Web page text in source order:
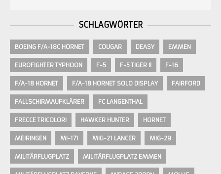
SCHLAGWÖRTER
BOEING F/A-18C HORNET COUGAR DEASY EMMEN
EUROFIGHTER TYPHOON F-5 F-5 TIGER II F-16
F/A-18 HORNET F/A-18 HORNET SOLO DISPLAY FAIRFORD
FALLSCHIRMAUFKLÄRER FC LANGENTHAL
FRECCE TRICOLORI HAWKER HUNTER HORNET
MEIRINGEN MI-171 MIG-21 LANCER MIG-29
MILITÄRFLUGPLATZ MILITÄRFLUGPLATZ EMMEN